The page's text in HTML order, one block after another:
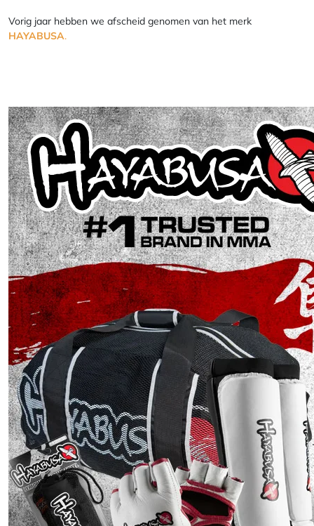
Vorig jaar hebben we afscheid genomen van het merk
HAYABUSA.